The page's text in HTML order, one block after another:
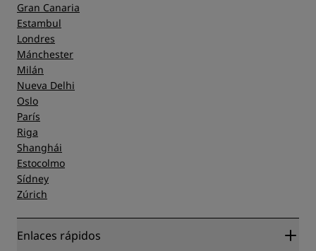
Gran Canaria
Estambul
Londres
Mánchester
Milán
Nueva Delhi
Oslo
París
Riga
Shanghái
Estocolmo
Sídney
Zúrich
Enlaces rápidos